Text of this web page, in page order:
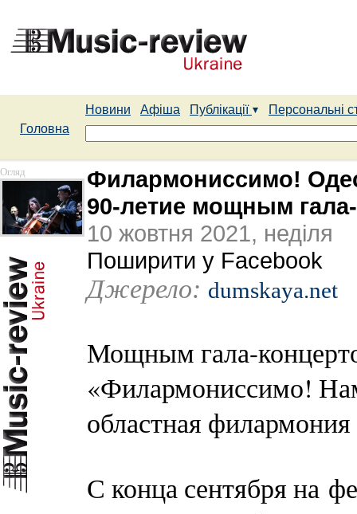
Новини Афіша Публікації
Персональні
Головна
Огляд
Филармониссимо!
90-летие мощным
10 жовтня 2021, неділя
Поширити у Facebook
Джерело: dumskaya.net
Мощным гала-
«Филармониссимо!
областная
С конца сентября на